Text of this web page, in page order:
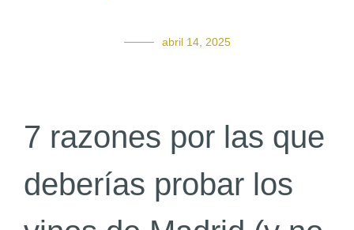
abril 14, 2025
7 razones por las que
deberías probar los